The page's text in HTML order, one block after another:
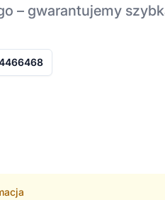
– gwarantujemy